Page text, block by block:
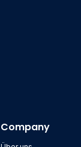
Company